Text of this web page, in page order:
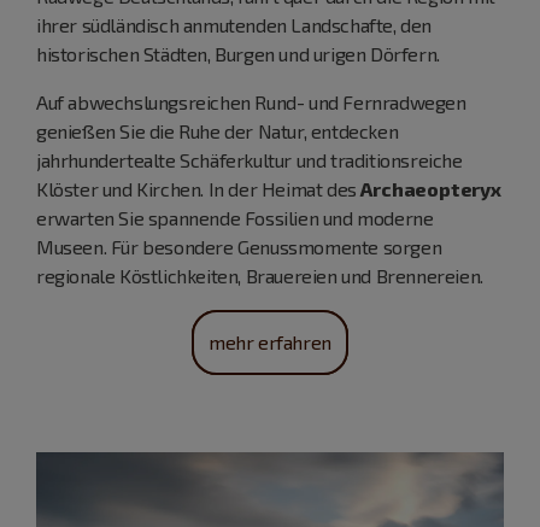
ihrer südländisch anmutenden Landschafte, den
historischen Städten, Burgen und urigen Dörfern.
Auf abwechslungsreichen Rund- und Fernradwegen
genießen Sie die Ruhe der Natur, entdecken
jahrhundertealte Schäferkultur und traditionsreiche
Klöster und Kirchen. In der Heimat desArchaeopteryx
erwarten Sie spannende Fossilien und moderne
Museen. Für besondere Genussmomente sorgen
regionale Köstlichkeiten, Brauereien und Brennereien.
mehr erfahren